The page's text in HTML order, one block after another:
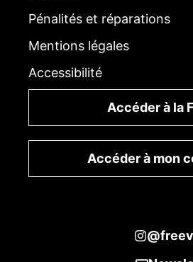
Pénalités et réparations
Mentions légales
Accessibilité
Accéder à la
Accéder à mon